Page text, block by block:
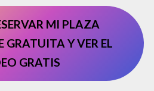
MI PLAZA
GRATUITA Y VER EL
GRATIS